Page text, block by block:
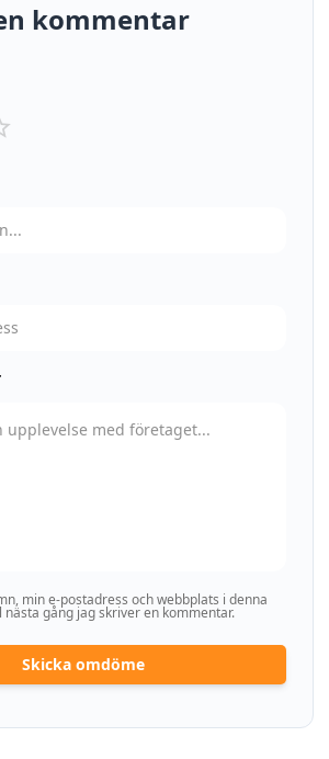
kommentar
min e-postadress och webbplats i denna
gång jag skriver en kommentar.
Skicka omdöme